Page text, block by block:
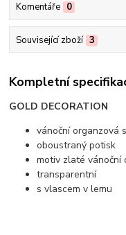
Komentáře 0
Související zboží 3
Kompletní
GOLD DECORATION
vánoční organzová
oboustraný potisk
motiv zlaté vánoční
transparentní
s vlascem v lemu